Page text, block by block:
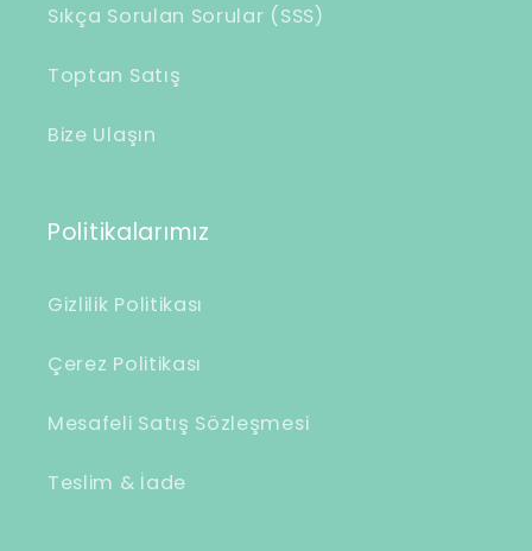
Sıkça Sorulan Sorular (SSS)
Toptan Satış
Bize Ulaşın
Politikalarımız
Gizlilik Politikası
Çerez Politikası
Mesafeli Satış Sözleşmesi
Teslim & İade